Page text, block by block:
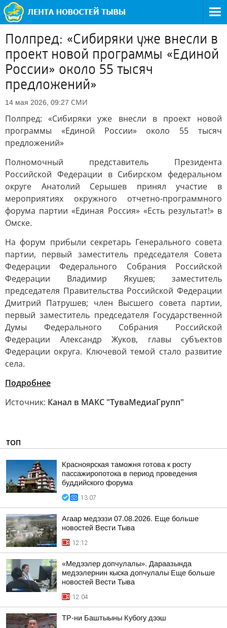
Полпред: «Сибиряки уже внесли в
проект новой программы «Единой
России» около 55 тысяч
предложений»
14 мая 2026, 09:27 СМИ
Полпред: «Сибиряки уже внесли в проект новой
программы «Единой России» около 55 тысяч
предложений»
Полномочный представитель Президента
Российской Федерации в Сибирском федеральном
округе Анатолий Серышев принял участие в
мероприятиях окружного отчетно-программного
форума партии «Единая Россия» «Есть результат!» в
Омске.
На форум прибыли секретарь Генерального совета
партии, первый заместитель председателя Совета
Федерации Федерального Собрания Российской
Федерации Владимир Якушев; заместитель
председателя Правительства Российской Федерации
Дмитрий Патрушев; член Высшего совета партии,
первый заместитель председателя Государственной
Думы Федерального Собрания Российской
Федерации Александр Жуков, главы субъектов
Федерации округа. Ключевой темой стало развитие
села.
Подробнее
Источник: Канал в МАКС "ТуваМедиаГрупп"
ТОП
Красноярская таможня готова к росту
пассажиропотока в период проведения
буддийского форума
13:07
Агаар медээзи 07.08.2026. Еще больше
новостей Вести Тыва
12:12
«Медээлер допчулалы». Дараазында
медээлернин кыска допчулалы Еще больше
новостей Вести Тыва
12:04
ТР-ни Баштыыны Кубогу дээш